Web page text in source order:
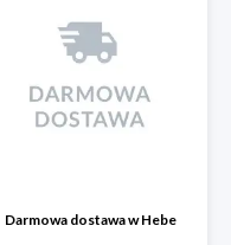
Darmowa dostawa w Hebe